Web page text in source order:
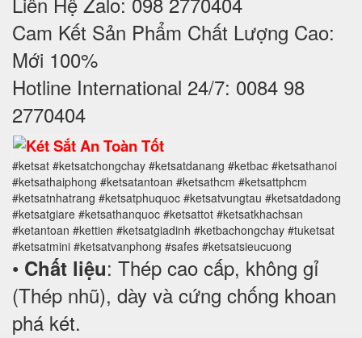
Cam Kết Sản Phẩm Chất Lượng Cao:
Mới 100%
Hotline International 24/7: 0084 98
2770404
#ketsat #ketsatchongchay #ketsatdanang #ketbac #ketsathanoi
#ketsathaiphong #ketsatantoan #ketsathcm #ketsattphcm
#ketsatnhatrang #ketsatphuquoc #ketsatvungtau #ketsatdadong
#ketsatgiare #ketsathanquoc #ketsattot #ketsatkhachsan
#ketantoan #kettien #ketsatgiadinh #ketbachongchay #tuketsat
#ketsatmini #ketsatvanphong #safes #ketsatsieucuong
• Chất liệu: Thép cao cấp, không gỉ
(Thép nhũ), dày và cứng chống khoan
phá két.